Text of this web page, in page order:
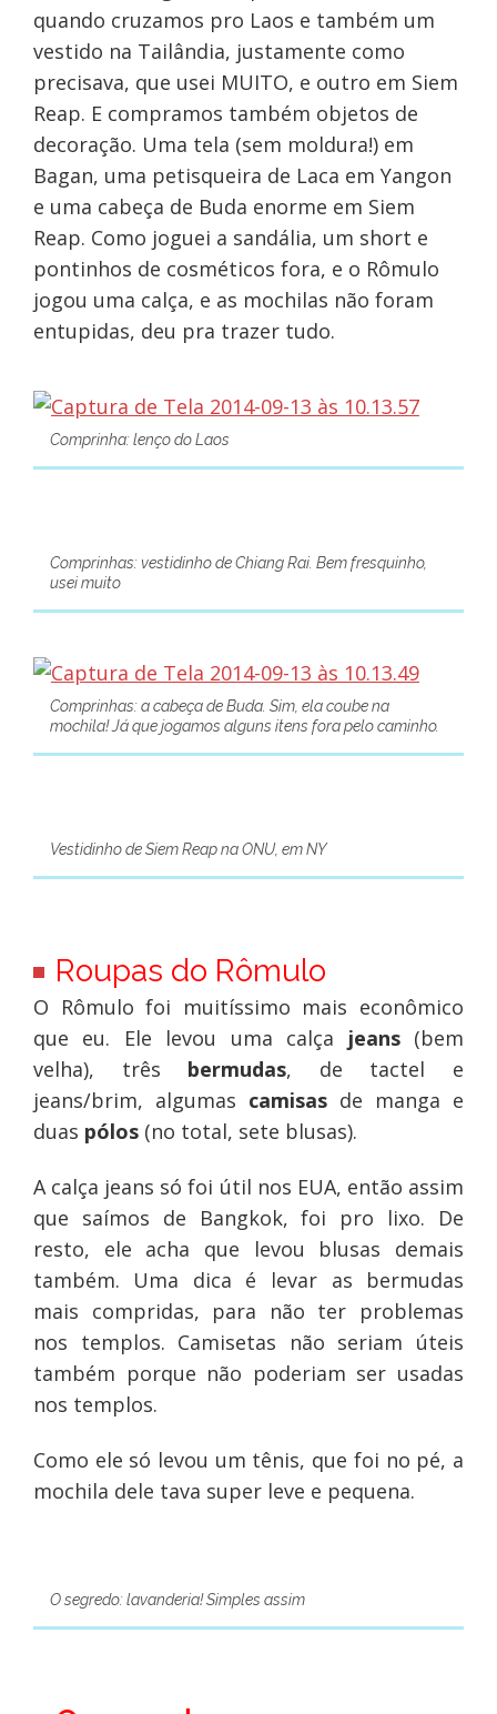
quando cruzamos pro Laos e também um
vestido na Tailândia, justamente como
precisava, que usei MUITO, e outro em Siem
Reap. E compramos também objetos de
decoração. Uma tela (sem moldura!) em
Bagan, uma petisqueira de Laca em Yangon
e uma cabeça de Buda enorme em Siem
Reap. Como joguei a sandália, um short e
pontinhos de cosméticos fora, e o Rômulo
jogou uma calça, e as mochilas não foram
entupidas, deu pra trazer tudo.
Comprinha: lenço do Laos
Comprinhas: vestidinho de Chiang Rai. Bem fresquinho,
usei muito
Comprinhas: a cabeça de Buda. Sim, ela coube na
mochila! Já que jogamos alguns itens fora pelo caminho.
Vestidinho de Siem Reap na ONU, em NY
Roupas do Rômulo
O Rômulo foi muitíssimo mais econômico
que eu. Ele levou uma calça jeans (bem
velha), três bermudas, de tactel e
jeans/brim, algumas camisasde manga e
duas pólos(no total, sete blusas).
A calça jeans só foi útil nos EUA, então assim
que saímos de Bangkok, foi pro lixo. De
resto, ele acha que levou blusas demais
também. Uma dica é levar as bermudas
mais compridas, para não ter problemas
nos templos. Camisetas não seriam úteis
também porque não poderiam ser usadas
nos templos.
Como ele só levou um tênis, que foi no pé, a
mochila dele tava super leve e pequena.
O segredo: lavanderia! Simples assim